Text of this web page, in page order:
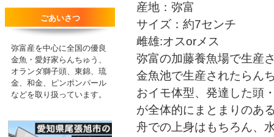
産地：弥富
サイズ：約7センチ
雌雄:オスorメス
弥富の加藤養魚場で生産
金魚池で生産されたらん
おイモ体型、発達した頭
が全体的にまとまりのあ
舟での上身はもちろん、
ごあいさつ
弥富産を中心に全国の優良
金魚・愛好家らんちゅう、
オランダ獅子頭、東錦、琉
金、和金、ピンポンパール
などを取り扱っています。